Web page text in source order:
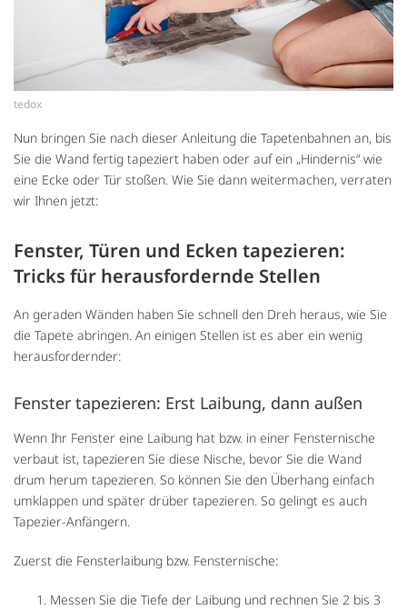
tedox
Nun bringen Sie nach dieser Anleitung die Tapetenbahnen an, bis
Sie die Wand fertig tapeziert haben oder auf ein „Hindernis“ wie
eine Ecke oder Tür stoßen. Wie Sie dann weitermachen, verraten
wir Ihnen jetzt:
Fenster, Türen und Ecken tapezieren:
Tricks für herausfordernde Stellen
An geraden Wänden haben Sie schnell den Dreh heraus, wie Sie
die Tapete abringen. An einigen Stellen ist es aber ein wenig
herausfordernder:
Fenster tapezieren: Erst Laibung, dann außen
Wenn Ihr Fenster eine Laibung hat bzw. in einer Fensternische
verbaut ist, tapezieren Sie diese Nische, bevor Sie die Wand
drum herum tapezieren. So können Sie den Überhang einfach
umklappen und später drüber tapezieren. So gelingt es auch
Tapezier-Anfängern.
Zuerst die Fensterlaibung bzw. Fensternische:
Messen Sie die Tiefe der Laibung und rechnen Sie 2 bis 3